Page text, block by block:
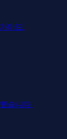
이드.
습니다.